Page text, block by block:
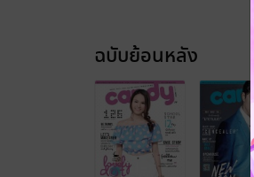
ฉบับย้อนหลัง